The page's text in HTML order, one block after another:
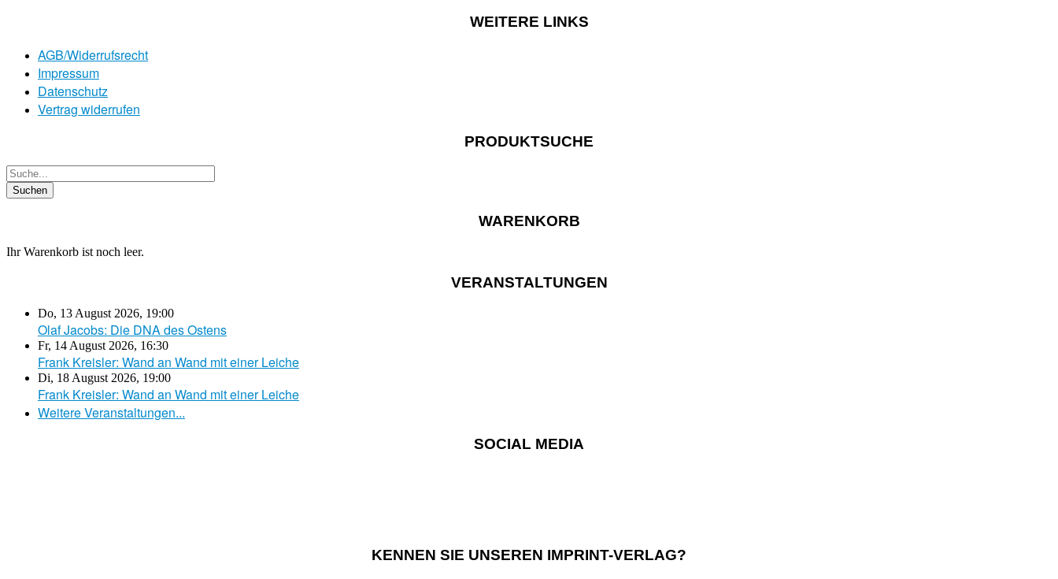
WEITERE LINKS
AGB/Widerrufsrecht
Impressum
Datenschutz
Vertrag widerrufen
PRODUKTSUCHE
WARENKORB
Ihr Warenkorb ist noch leer.
VERANSTALTUNGEN
Do, 13 August 2026, 19:00
Olaf Jacobs: Die DNA des Ostens
Fr, 14 August 2026, 16:30
Frank Kreisler: Wand an Wand mit einer Leiche
Di, 18 August 2026, 19:00
Frank Kreisler: Wand an Wand mit einer Leiche
Weitere Veranstaltungen...
SOCIAL MEDIA
KENNEN SIE UNSEREN IMPRINT-VERLAG?